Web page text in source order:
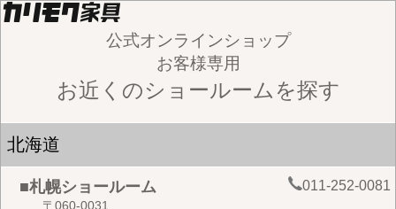
公式オンラインショップ
お客様専用
お近くのショールームを探す
北海道
■札幌ショールーム 011-252-0081
〒060-0031